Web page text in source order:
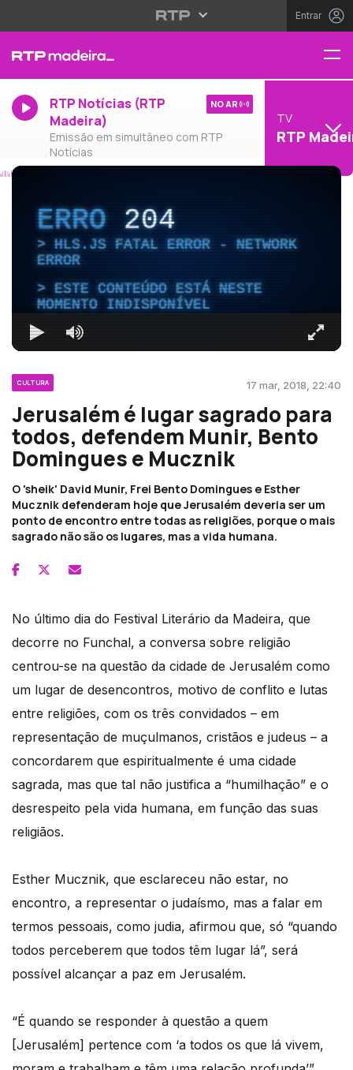
Entrar
RTP Notícias (RTP
Madeira)
Emissão em simultâneo com RTP
Notícias
NO AR
TV
RTP
ERRO204
HLS.JS FATAL ERROR - NETWORK
ERROR
ESTE CONTEÚDO ESTÁ NESTE
MOMENTO INDISPONÍVEL
CULTURA 17 mar, 2018, 22:40
Jerusalém é lugar sagrado para
todos, defendem Munir, Bento
Domingues e Mucznik
O 'sheik' David Munir, Frei Bento Domingues e Esther
Mucznik defenderam hoje que Jerusalém deveria ser um
ponto de encontro entre todas as religiões, porque o mais
sagrado não são os lugares, mas a vida humana.
No último dia do Festival Literário da Madeira, que
decorre no Funchal, a conversa sobre religião
centrou-se na questão da cidade de Jerusalém como
um lugar de desencontros, motivo de conflito e lutas
entre religiões, com os três convidados – em
representação de muçulmanos, cristãos e judeus – a
concordarem que espiritualmente é uma cidade
sagrada, mas que tal não justifica a “humilhação” e o
desrespeito pela vida humana, em função das suas
religiãos.
Esther Mucznik, que esclareceu não estar, no
encontro, a representar o judaísmo, mas a falar em
termos pessoais, como judia, afirmou que, só “quando
todos perceberem que todos têm lugar lá”, será
possível alcançar a paz em Jerusalém.
“É quando se responder à questão a quem
[Jerusalém] pertence com ‘a todos os que lá vivem,